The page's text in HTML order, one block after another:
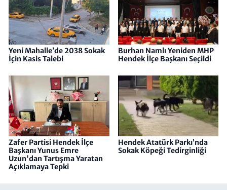
Yeni Mahalle’de 2038 Sokak
İçin Kasis Talebi
Burhan Namlı Yeniden MHP
Hendek İlçe Başkanı Seçildi
Zafer Partisi Hendek İlçe
Başkanı Yunus Emre
Uzun'dan Tartışma Yaratan
Açıklamaya Tepki
Hendek Atatürk Parkı’nda
Sokak Köpeği Tedirginliği